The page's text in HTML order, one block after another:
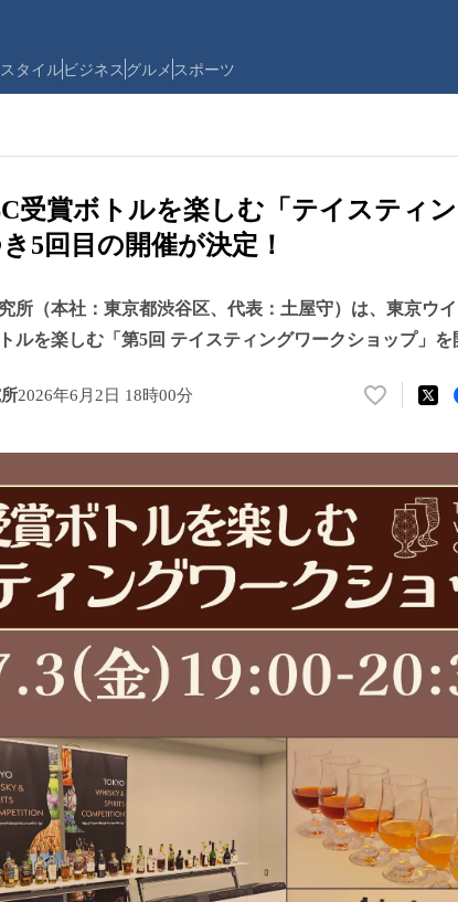
タイルビジネス グルメ スポーツ
受賞ボトルを楽しむ「テイスティ
5回目の開催が決定！
所（本社：東京都渋谷区、代表：土屋守）は、東京ウ
ルを楽しむ「第5回 テイスティングワークショップ」を
2026年6月2日 18時00分
い
ね
を
み
込
で
す